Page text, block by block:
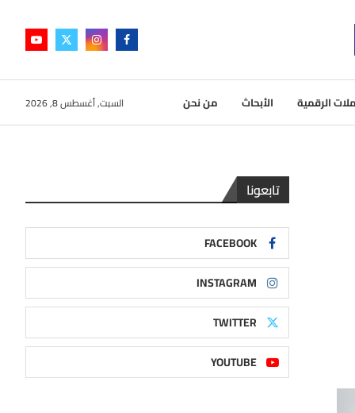
الرقمية الأبحاث من نحن السبت, أغسطس 8, 2026
تابعونا
FACEBOOK
INSTAGRAM
TWITTER
YOUTUBE